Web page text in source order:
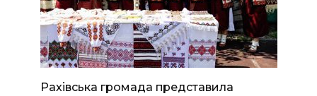
Рахівська громада представила